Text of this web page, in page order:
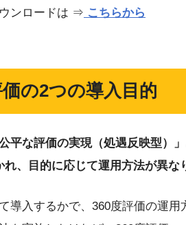
ンロードは ⇒ こちらから
価の2つの導入目的
平な評価の実現（処遇反映型）
、目的に応じて運用方法が異な
導入するかで、360度評価の運用